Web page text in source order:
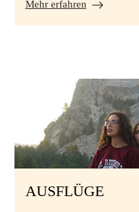
Mehr erfahren
AUSFLÜGE